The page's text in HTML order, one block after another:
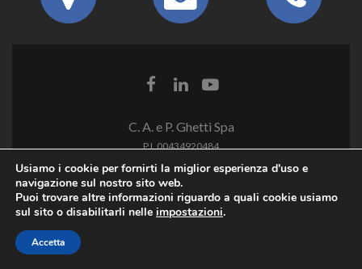
C. A. e P. Ghetti Spa
P.I. 00434920484
Usiamo i cookie per fornirti la miglior esperienza d'uso e
navigazione sul nostro sito web.
Puoi trovare altre informazioni riguardo a quali cookie usiamo
sul sito o disabilitarli nelle impostazioni.
Accetta